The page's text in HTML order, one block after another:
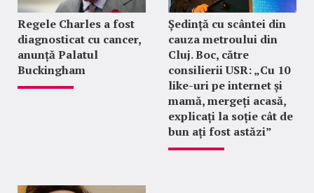
Regele Charles a fost
diagnosticat cu cancer,
anunță Palatul
Buckingham
Ședință cu scântei din
cauza metroului din
Cluj. Boc, către
consilierii USR: „Cu 10
like-uri pe internet și
mamă, mergeți acasă,
explicați la soție cât de
bun ați fost astăzi”